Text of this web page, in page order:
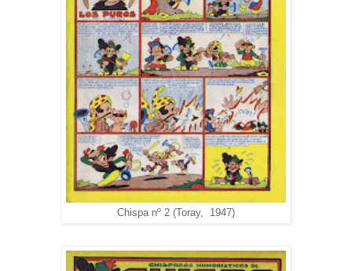
Chispa nº 2 (Toray, 1947)